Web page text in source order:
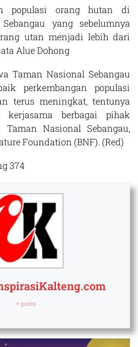
populasi orang hutan di
yang sebelumnya
utan menjadi lebih dari
Alue Dohong
Taman Nasional Sebangau
perkembangan populasi
terus meningkat, tentunya
berbagai pihak
Nasional Sebangau,
Foundation (BNF). (Red)
374
+ posts